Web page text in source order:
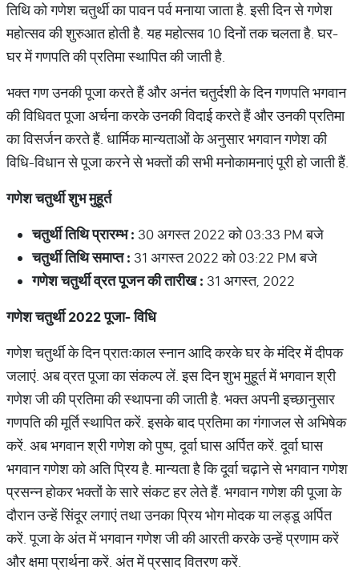
तिथि को गणेश चतुर्थी का पावन पर्व मनाया जाता है. इसी दिन से गणेश
महोत्सव की शुरुआत होती है. यह महोत्सव 10 दिनों तक चलता है. घर-
घर में गणपति की प्रतिमा स्थापित की जाती है.
भक्त गण उनकी पूजा करते हैं और अनंत चतुर्दशी के दिन गणपति भगवान
की विधिवत पूजा अर्चना करके उनकी विदाई करते हैं और उनकी प्रतिमा
का विसर्जन करते हैं. धार्मिक मान्यताओं के अनुसार भगवान गणेश की
विधि-विधान से पूजा करने से भक्तों की सभी मनोकामनाएं पूरी हो जाती हैं.
गणेशचतुर्थीशुभमुहूर्त
चतुर्थीतिथिप्रारम्भ: 30 अगस्त 2022 को 03:33 PM बजे
चतुर्थीतिथिसमाप्त: 31 अगस्त 2022 को 03:22 PM बजे
गणेशचतुर्थीव्रतपूजनकीतारीख: 31 अगस्त, 2022
गणेशचतुर्थी2022पूजा-विधि
गणेश चतुर्थी के दिन प्रातःकाल स्नान आदि करके घर के मंदिर में दीपक
जलाएं. अब व्रत पूजा का संकल्प लें. इस दिन शुभ मुहूर्त में भगवान श्री
गणेश जी की प्रतिमा की स्थापना की जाती है. भक्त अपनी इच्छानुसार
गणपति की मूर्ति स्थापित करें. इसके बाद प्रतिमा का गंगाजल से अभिषेक
करें. अब भगवान श्री गणेश को पुष्प, दूर्वा घास अर्पित करें. दूर्वा घास
भगवान गणेश को अति प्रिय है. मान्यता है कि दूर्वा चढ़ाने से भगवान गणेश
प्रसन्न होकर भक्तों के सारे संकट हर लेते हैं. भगवान गणेश की पूजा के
दौरान उन्हें सिंदूर लगाएं तथा उनका प्रिय भोग मोदक या लड्डू अर्पित
करें. पूजा के अंत में भगवान गणेश जी की आरती करके उन्हें प्रणाम करें
और क्षमा प्रार्थना करें. अंत में प्रसाद वितरण करें.